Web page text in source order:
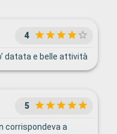
4
datata e belle attività
5
corrispondeva a